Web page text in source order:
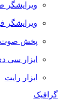
ویرایشگر صوت
ویرایشگر فیلم
پخش صوت
ابزار سی دی
ابزار رایت
گرافیک